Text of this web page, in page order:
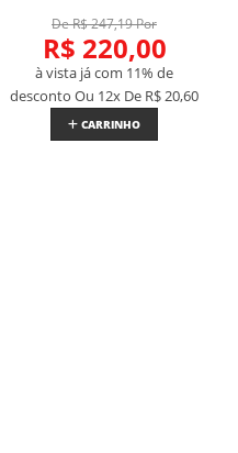
De R$ 247,19 Por
R$ 220,00
à vista já com 11% de
desconto Ou 12x De R$ 20,60
CARRINHO